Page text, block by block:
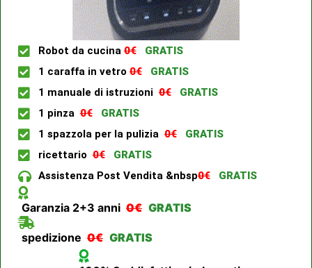
Robot da cucina0€
GRATIS
1 caraffa in vetro0€
GRATIS
1 manuale di istruzioni0€
GRATIS
1 pinza0€
GRATIS
1 spazzola per la pulizia0€
GRATIS
ricettario0€
GRATIS
Assistenza Post Vendita &nbsp0€ GRATIS
Garanzia 2+3 anni 0€ GRATIS
spedizione 0€ GRATIS